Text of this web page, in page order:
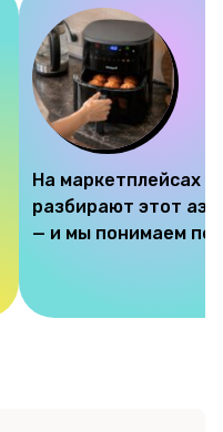
На маркетплейсах
разбирают этот
— и мы понимаем